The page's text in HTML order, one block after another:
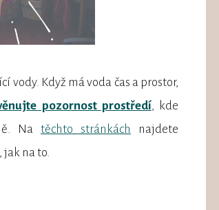
vody. Když má voda čas a prostor,
pozornost prostředí, kde
Natěchto stránkách
najdete
na to.